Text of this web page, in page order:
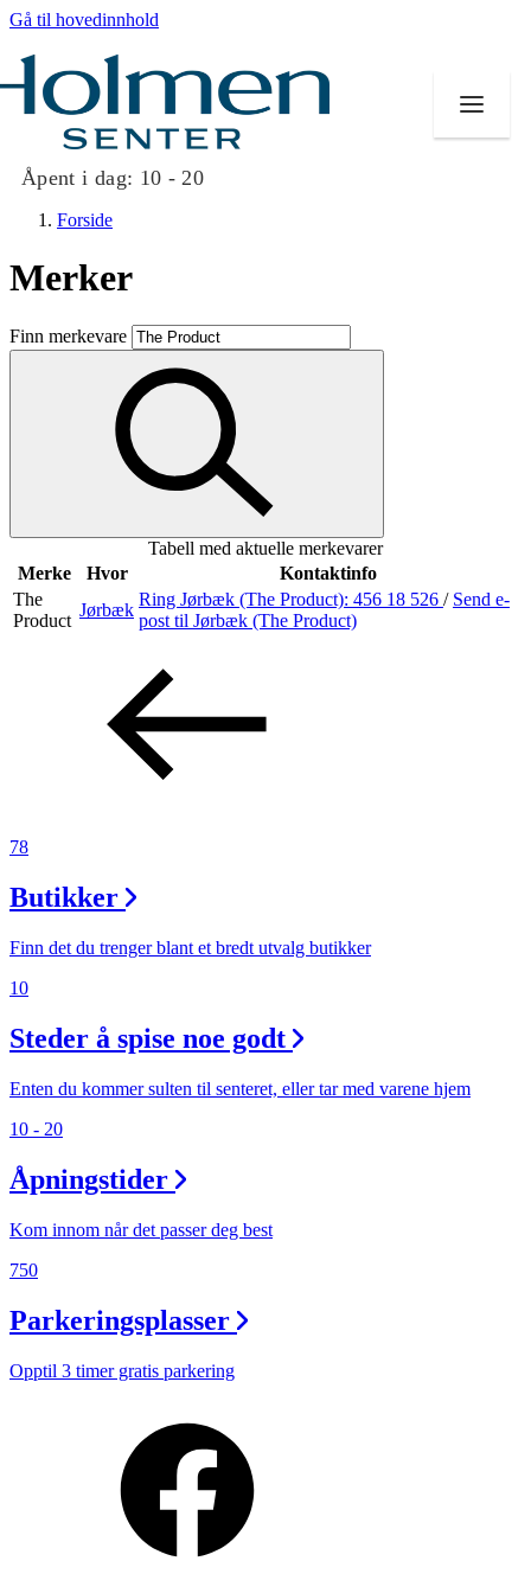
Gå til hovedinnhold
Åpent i dag: 10 - 20
Butikker
Mat og drikke
Aktiviteter
Inspirasjon
Åpningstider
Magasin
Gavekort
Forside
Merker
Finn merkevare
Tabell med aktuelle merkevarer
Merke
Hvor
Kontaktinfo
The
Product
Jørbæk
Ring Jørbæk (The Product): 456 18 526 / Send e-
post til Jørbæk (The Product)
78
Butikker
Finn det du trenger blant et bredt utvalg butikker
10
Steder å spise noe godt
Enten du kommer sulten til senteret, eller tar med varene hjem
10 - 20
Åpningstider
Kom innom når det passer deg best
750
Parkeringsplasser
Opptil 3 timer gratis parkering